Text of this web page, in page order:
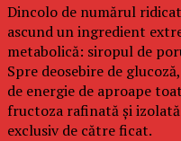
Dincolo de numărul
ascund un ingredient
metabolică: siropul de
Spre deosebire de
de energie de aproape
fructoza rafinată și
exclusiv de către ficat.